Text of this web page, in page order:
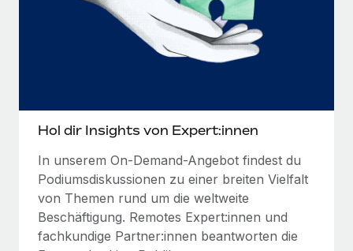
Hol dir Insights von Expert:innen
In unserem On-Demand-Angebot findest du
Podiumsdiskussionen zu einer breiten Vielfalt
von Themen rund um die weltweite
Beschäftigung. Remotes Expert:innen und
fachkundige Partner:innen beantworten die